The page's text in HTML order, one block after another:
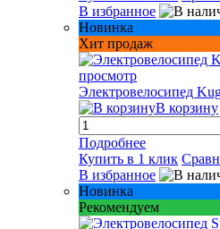
В избранное
Новинка
Хит продаж
просмотр
Электровелосипед
В корзину
Подробнее
Купить в 1 клик
В избранное
Новинка
Рекомендуем